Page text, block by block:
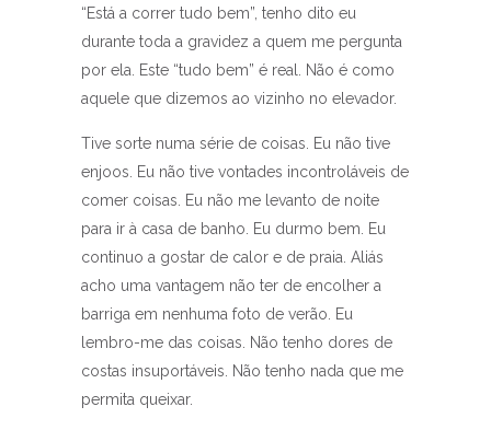
“Está a correr tudo bem”, tenho dito eu
durante toda a gravidez a quem me pergunta
por ela. Este “tudo bem” é real. Não é como
aquele que dizemos ao vizinho no elevador.
Tive sorte numa série de coisas. Eu não tive
enjoos. Eu não tive vontades incontroláveis de
comer coisas. Eu não me levanto de noite
para ir à casa de banho. Eu durmo bem. Eu
continuo a gostar de calor e de praia. Aliás
acho uma vantagem não ter de encolher a
barriga em nenhuma foto de verão. Eu
lembro-me das coisas. Não tenho dores de
costas insuportáveis. Não tenho nada que me
permita queixar.